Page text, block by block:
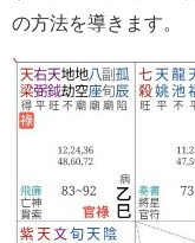
の方法を導きます。